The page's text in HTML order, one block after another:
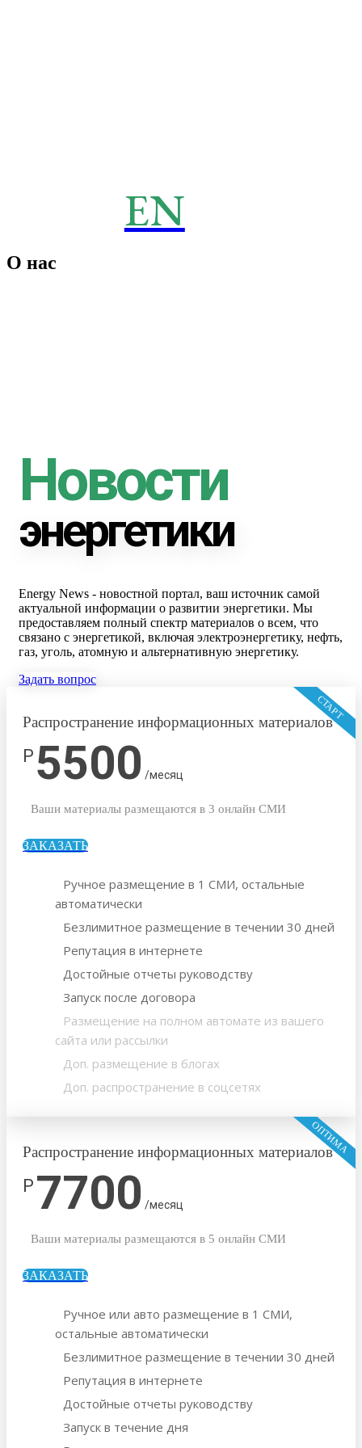
EN
О нас
Новости
энергетики
Energy News - новостной портал, ваш источник самой
актуальной информации о развитии энергетики. Мы
предоставляем полный спектр материалов о всем, что
связано с энергетикой, включая электроэнергетику, нефть,
газ, уголь, атомную и альтернативную энергетику.
Задать вопрос
СТАРТ
Распространение информационных материалов
Р 5500 /месяц
Ваши материалы размещаются в 3 онлайн СМИ
ЗАКАЗАТЬ
Ручное размещение в 1 СМИ, остальные
автоматически
Безлимитное размещение в течении 30 дней
Репутация в интернете
Достойные отчеты руководству
Запуск после договора
Размещение на полном автомате из вашего
сайта или рассылки
Доп. размещение в блогах
Доп. распространение в соцсетях
ОПТИМА
Распространение информационных материалов
Р 7700 /месяц
Ваши материалы размещаются в 5 онлайн СМИ
ЗАКАЗАТЬ
Ручное или авто размещение в 1 СМИ,
остальные автоматически
Безлимитное размещение в течении 30 дней
Репутация в интернете
Достойные отчеты руководству
Запуск в течение дня